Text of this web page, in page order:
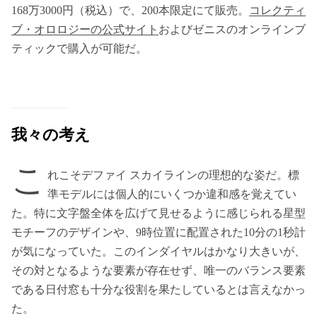
168万3000円（税込）で、200本限定にて販売。
コレクティ
ブ・オロロジーの公式サイト およびゼニスのオンラインブ
ティックで購入が可能だ。
我々の考え
こ
れこそデファイ スカイラインの理想的な姿だ。標
準モデルには個人的にいくつか違和感を覚えてい
た。特に文字盤全体を広げて見せるように感じられる星型
モチーフのデザインや、9時位置に配置された10分の1秒計
が気になっていた。このインダイヤルはかなり大きいが、
その対となるような要素が存在せず、唯一のバランス要素
である日付窓も十分な役割を果たしているとは言えなかっ
た。